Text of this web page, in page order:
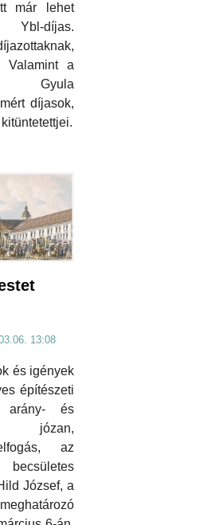
már lehet
díjas.
Valamint a
Gyula
díjasok,
13:08
és igények
építészeti
arány- és
józan,
az
József, a